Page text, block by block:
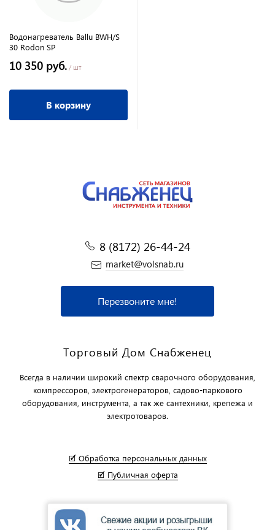
Водонагреватель Ballu BWH/S
30 Rodon SP
10 350 руб. / шт
В корзину
8 (8172) 26-44-24
market@volsnab.ru
Перезвоните мне!
Торговый Дом Снабженец
Всегда в наличии широкий спектр сварочного оборудования,
компрессоров, электрогенераторов, садово-паркового
оборудования, инструмента, а так же сантехники, крепежа и
электротоваров.
🗹 Обработка персональных данных
🗹 Публичная оферта